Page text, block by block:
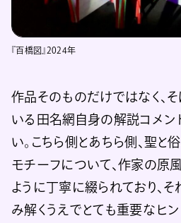
『百橋図』2024年
作品そのものだけではなく、
いる田名網自身の解説コメン
い。こちら側とあちら側、聖と
モチーフについて、作家の原
ように丁寧に綴られており、
み解くうえでとても重要なヒン